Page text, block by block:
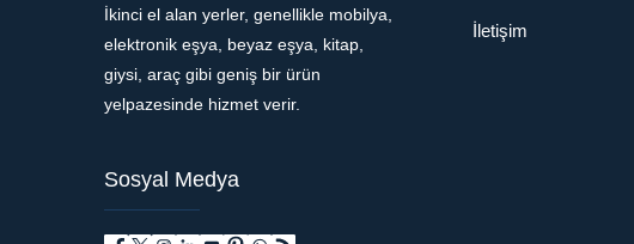
İkinci el alan yerler, genellikle mobilya,
elektronik eşya, beyaz eşya, kitap,
giysi, araç gibi geniş bir ürün
yelpazesinde hizmet verir.
Sosyal Medya
İletişim
Müşteri Temsilcisi
Cevap Yaz